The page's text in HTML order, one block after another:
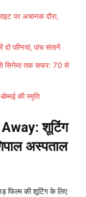
पर अचानक दौरा,
पत्नियां, पांच संतानें
सिनेमा तक सफर: 70 से
की स्मृति
शूटिंग
अस्पताल
फिल्म की शूटिंग के लिए